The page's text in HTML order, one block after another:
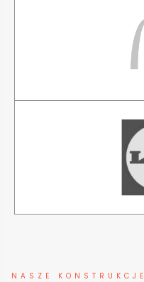
NASZE KONSTRUKCJE